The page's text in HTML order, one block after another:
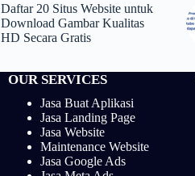
Daftar 20 Situs Website untuk
Download Gambar Kualitas
HD Secara Gratis
OUR SERVICES
Jasa Buat Aplikasi
Jasa Landing Page
Jasa Website
Maintenance Website
Jasa Google Ads